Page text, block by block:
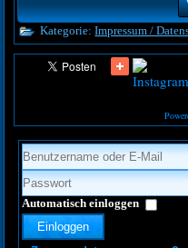
Kategorie:Impressum /
Automatisch einloggen
Einloggen